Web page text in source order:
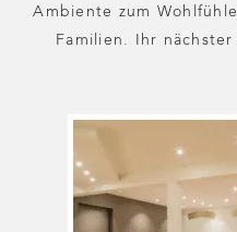
Ambiente zum
Familien. Ihr